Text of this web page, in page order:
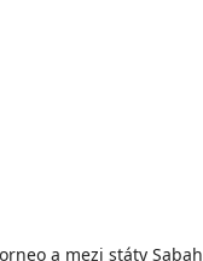
a mezi státy Sabah